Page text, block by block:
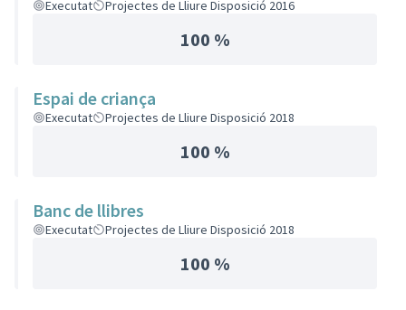
Executat Projectes de Lliure Disposició 2016
100 %
Espai de criança
Executat Projectes de Lliure Disposició 2018
100 %
Banc de llibres
Executat Projectes de Lliure Disposició 2018
100 %